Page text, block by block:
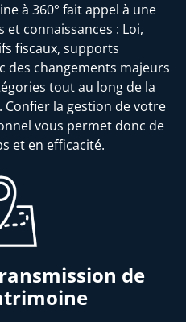
à 360° fait appel à une
connaissances : Loi,
fiscaux, supports
des changements majeurs
tout au long de la
Confier la gestion de votre
vous permet donc de
et en efficacité.
de